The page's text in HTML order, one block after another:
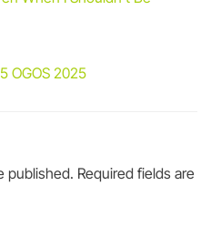
OGOS 2025
published. Required fields are